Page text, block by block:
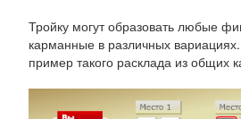
Тройку могут образовать любые
карманные в различных
пример такого расклада из общих